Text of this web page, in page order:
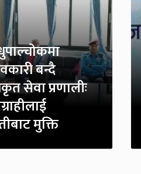
बन्दै
सेवा प्रणालीः
मुक्ति